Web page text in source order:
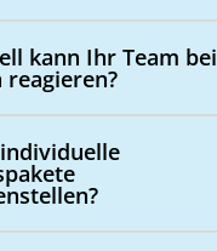
kann Ihr Team bei